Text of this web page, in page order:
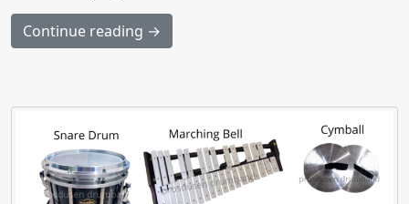
Continue reading →